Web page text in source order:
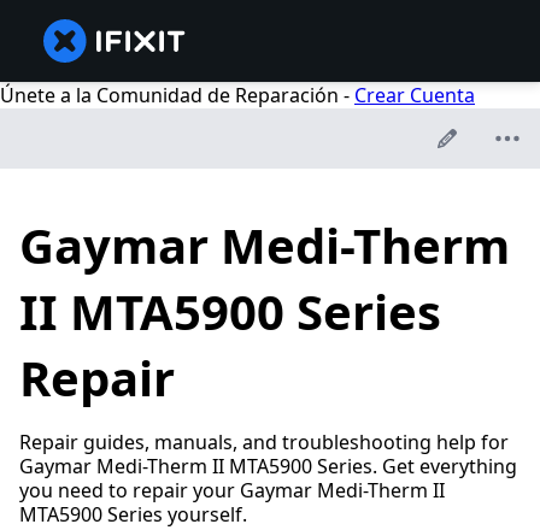
Únete a la Comunidad de Reparación - Crear Cuenta
Gaymar Medi-Therm
II MTA5900 Series
Repair
Repair guides, manuals, and troubleshooting help for
Gaymar Medi-Therm II MTA5900 Series. Get everything
you need to repair your Gaymar Medi-Therm II
MTA5900 Series yourself.